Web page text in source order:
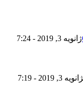
ژانویه 3, 2019 - 7:24
ژانویه 3, 2019 - 7:19